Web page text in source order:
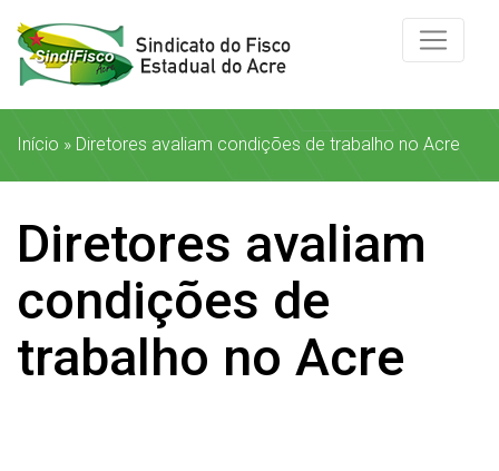
Início » Diretores avaliam condições de trabalho no Acre
Diretores avaliam
condições de
trabalho no Acre